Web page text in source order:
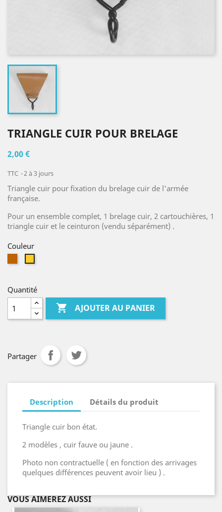
TRIANGLE CUIR POUR BRELAGE
2,00 €
TTC 2 à 3 jours
Triangle cuir pour fixation du brelage cuir de l'armée
française.
Pour un ensemble complet, 1 brelage cuir, 2 cartouchières, 1
triangle cuir et le ceinturon (vendu séparément) .
Couleur
Quantité
 AJOUTER AU PANIER
Partager
Description Détails du produit
Triangle cuir bon état.
2 modèles , cuir fauve ou jaune .
Photo non contractuelle ( en fonction des arrivages
quelques différences peuvent avoir lieu ) .
VOUS AIMEREZ AUSSI